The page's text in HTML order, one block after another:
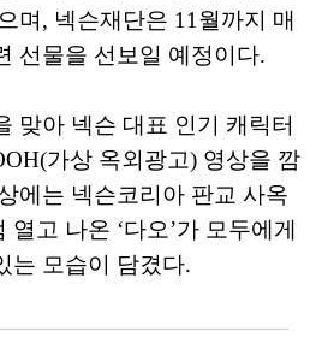
며, 넥슨재단은 11월까지 매
선물을 선보일 예정이다.
맞아 넥슨 대표 인기 캐릭터
가상 옥외광고) 영상을 깜
에는 넥슨코리아 판교 사옥
고 나온 ‘다오’가 모두에게
는 모습이 담겼다.